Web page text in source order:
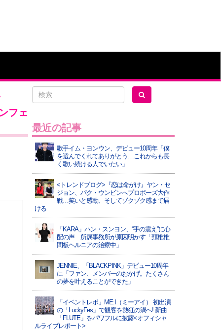
フェ
最近の記事
歌手イム・ヨンウン、デビュー10周年「僕
を選んでくれてありがとう…これからも長
く歌い続ける人でいたい」
<トレンドブログ>『恋は命がけ』ヤン・セ
ジョン、パク・ウンビンへプロポーズ大作
戦…笑いと感動、そしてゾクゾク感まで届
ける
「KARA」ハン・スンヨン、“手の震え”に心
配の声…所属事務所が原因明かす「頸椎椎
間板ヘルニアの治療中」
JENNIE、「BLACKPINK」デビュー10周年
に「ファン、メンバーのおかげ。たくさん
の夢を叶えることができた」
「イベントレポ」ME:I（ミーアイ） 初出演
の「LuckyFes」で観客を熱狂の渦へ! 新曲
「FLUTE」をパワフルに披露<オフィシャ
ルライブレポート>